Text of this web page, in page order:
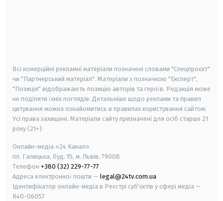
Всі комерційні рекламні матеріали позначені словами "Спецпроєкт"
чи "Партнерський матеріал". Матеріали з позначкою "Експерт",
"Позиція" відображають позицію авторів та героїв. Редакція може
не поділяти їхніх поглядів. Детальніше щодо реклами та правил
цитування можна ознайомитись в правилах користування сайтом.
Усі права захищені. Матеріали сайту призначені для осіб старше 21
року (21+)
Онлайн-медіа «24 Канал»
пл. Галицька, буд. 15, м. Львів, 79008
Телефон +380 (32) 229-77-77
Адреса електронної пошти — legal@24tv.com.ua
Ідентифікатор онлайн-медіа в Реєстрі суб'єктів у сфері медіа —
R40-06057